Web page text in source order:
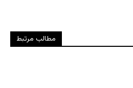
مطالب مرتبط